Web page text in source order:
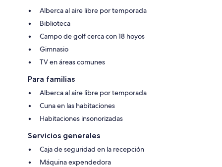
Alberca al aire libre por temporada
Biblioteca
Campo de golf cerca con 18 hoyos
Gimnasio
TV en áreas comunes
Para familias
Alberca al aire libre por temporada
Cuna en las habitaciones
Habitaciones insonorizadas
Servicios generales
Caja de seguridad en la recepción
Máquina expendedora